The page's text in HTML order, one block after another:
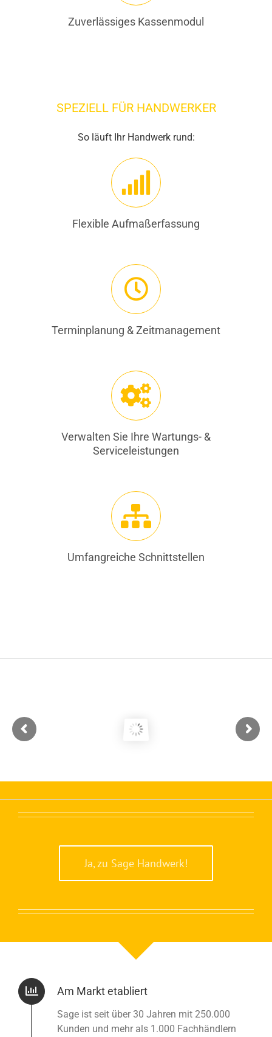
Zuverlässiges Kassenmodul
SPEZIELL FÜR HANDWERKER
So läuft Ihr Handwerk rund:
Flexible Aufmaßerfassung
Terminplanung & Zeitmanagement
Verwalten Sie Ihre Wartungs- &
Serviceleistungen
Umfangreiche Schnittstellen
Ja, zu Sage Handwerk!
Am Markt etabliert
Sage ist seit über 30 Jahren mit 250.000
Kunden und mehr als 1.000 Fachhändlern